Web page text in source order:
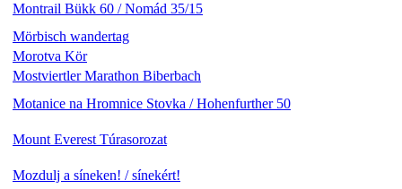
Montrail Bükk 60 / Nomád 35/15
Mörbisch wandertag
Morotva Kör
Mostviertler Marathon Biberbach
Motanice na Hromnice Stovka / Hohenfurther 50
Mount Everest Túrasorozat
Mozdulj a síneken! / sínekért!